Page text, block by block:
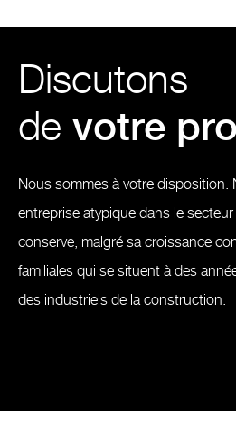
Discutons
de votre
Nous sommes à votre disposition.
entreprise atypique dans le secteur
conserve, malgré sa croissance
familiales qui se situent à des
des industriels de la construction.